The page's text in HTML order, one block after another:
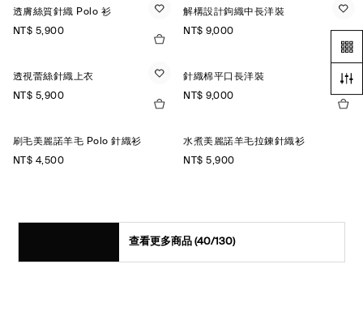
透膚絲質針織 Polo 衫
NT$ 5,900
解構設計鉤織中長洋裝
NT$ 9,000
透視蕾絲針織上衣
NT$ 5,900
針織棉平口長洋裝
NT$ 9,000
刷毛美麗諾羊毛 Polo 針織衫
NT$ 4,500
水煮美麗諾羊毛拉鍊針織衫
NT$ 5,900
查看更多商品 (40/130)